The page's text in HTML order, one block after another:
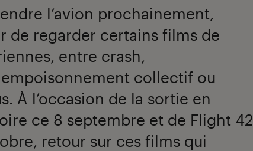
l’avion prochainement,
de regarder certains films de
entre crash,
collectif ou
À l’occasion de la sortie en
ce 8 septembre et de Flight 42
retour sur ces films qui